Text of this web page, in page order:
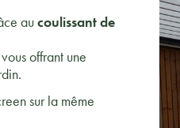
aucoulissant de
offrant une
sur la même